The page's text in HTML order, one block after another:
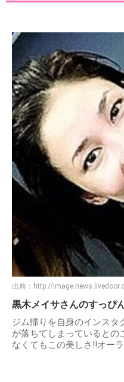
出典： http://
黒木メイサさんのすっぴ
ジム帰りを自身のインスタ
が落ちてしまっているとの
なくてもこの美しさ!!オー